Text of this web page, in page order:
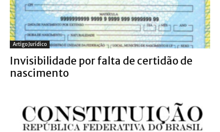
Artigo Jurídico
Invisibilidade por falta de certidão de
nascimento